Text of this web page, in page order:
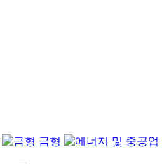
금형